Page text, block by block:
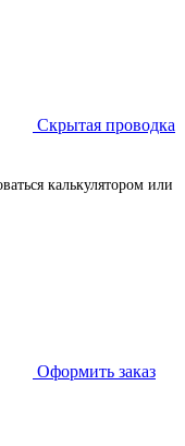
Скрытая проводка
калькулятором или
Оформить заказ